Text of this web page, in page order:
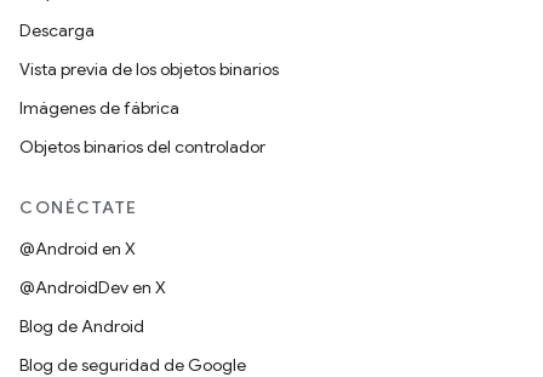
Descarga
Vista previa de los objetos binarios
Imágenes de fábrica
Objetos binarios del controlador
CONÉCTATE
@Android en X
@AndroidDev en X
Blog de Android
Blog de seguridad de Google